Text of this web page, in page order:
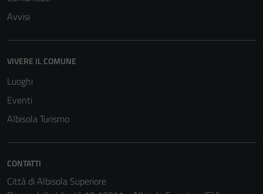
Avvisi
VIVERE IL COMUNE
Luoghi
Eventi
Albisola Turismo
CONTATTI
Città di Albisola Superiore
Questi cookie